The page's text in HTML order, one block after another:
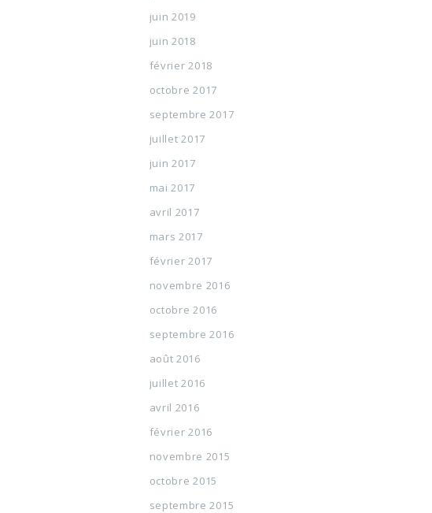
juin 2019
juin 2018
février 2018
octobre 2017
septembre 2017
juillet 2017
juin 2017
mai 2017
avril 2017
mars 2017
février 2017
novembre 2016
octobre 2016
septembre 2016
août 2016
juillet 2016
avril 2016
février 2016
novembre 2015
octobre 2015
septembre 2015